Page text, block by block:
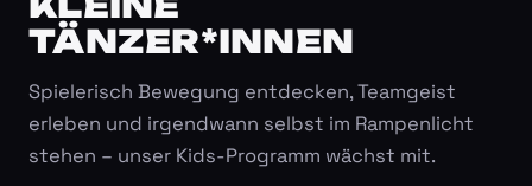
ÄNZER*INNEN
Spielerisch Bewegung entdecken, Teamgeist
erleben und irgendwann selbst im Rampenlicht
stehen – unser Kids-Programm wächst mit.